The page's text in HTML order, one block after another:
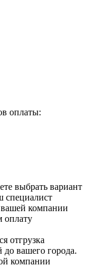
оплаты:
выбрать вариант
специалист
вашей компании
оплату
отгрузка
вашего города.
компании